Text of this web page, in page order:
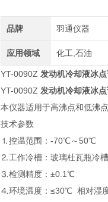
品牌 羽通仪器
应用领域 化工,石油
YT-0090Z 发动机冷却液冰
YT-0090Z 发动机冷却液冰
本仪器适用于高沸点和低沸
技术参数
⒈控温范围：-70℃～50℃
⒉工作冷槽：玻璃杜瓦瓶冷槽
⒊检测精度：±0.1℃
⒋环境温度：≤30℃ 相对湿